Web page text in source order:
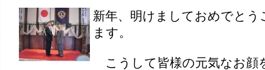
新年、明けましておめでとう
ます。
こうして皆様の元気なお顔